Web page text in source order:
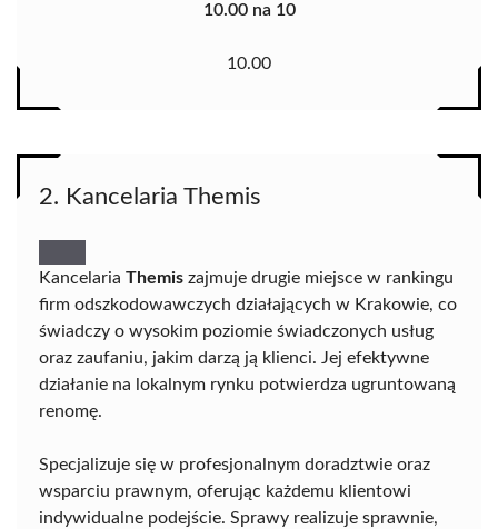
10.00 na 10
10.00
2. Kancelaria Themis
Kancelaria Themis zajmuje drugie miejsce w rankingu
firm odszkodowawczych działających w Krakowie, co
świadczy o wysokim poziomie świadczonych usług
oraz zaufaniu, jakim darzą ją klienci. Jej efektywne
działanie na lokalnym rynku potwierdza ugruntowaną
renomę.
Specjalizuje się w profesjonalnym doradztwie oraz
wsparciu prawnym, oferując każdemu klientowi
indywidualne podejście. Sprawy realizuje sprawnie,